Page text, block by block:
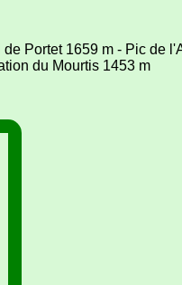
Portet 1659 m - Pic de
du Mourtis 1453 m